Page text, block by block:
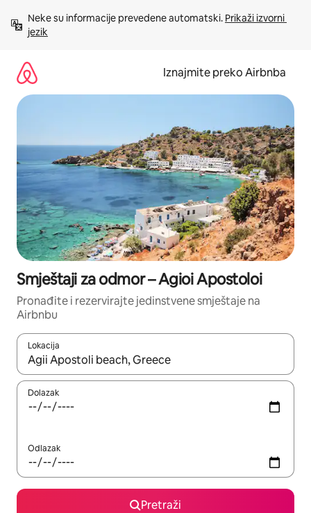
sadržaj
Neke su informacije prevedene automatski. Prikaži izvorni
jezik
Iznajmite preko Airbnba
Smještaji za odmor – Agioi Apostoloi
Pronađite i rezervirajte jedinstvene smještaje na
Airbnbu
Lokacija
Kada budu dostupni rezultati, moći ćete ih pregledati
Dolazak
Odlazak
Pretraži